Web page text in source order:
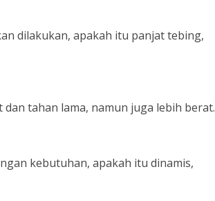
dilakukan, apakah itu panjat tebing,
tahan lama, namun juga lebih berat.
kebutuhan, apakah itu dinamis,